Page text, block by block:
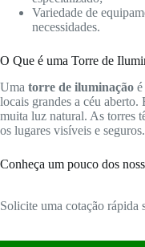
Variedade de
necessidades.
O Que é uma Torre de
Uma torre de iluminação
locais grandes a céu aberto.
muita luz natural. As torres
os lugares visíveis e seguros.
Conheça um pouco dos
Solicite uma cotação rápida